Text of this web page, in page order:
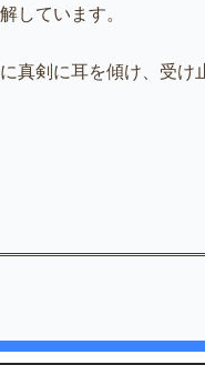
しています。
真剣に耳を傾け、受け